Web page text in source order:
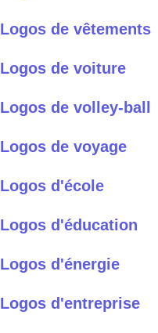
Logos de vêtements
Logos de voiture
Logos de volley-ball
Logos de voyage
Logos d'école
Logos d'éducation
Logos d'énergie
Logos d'entreprise